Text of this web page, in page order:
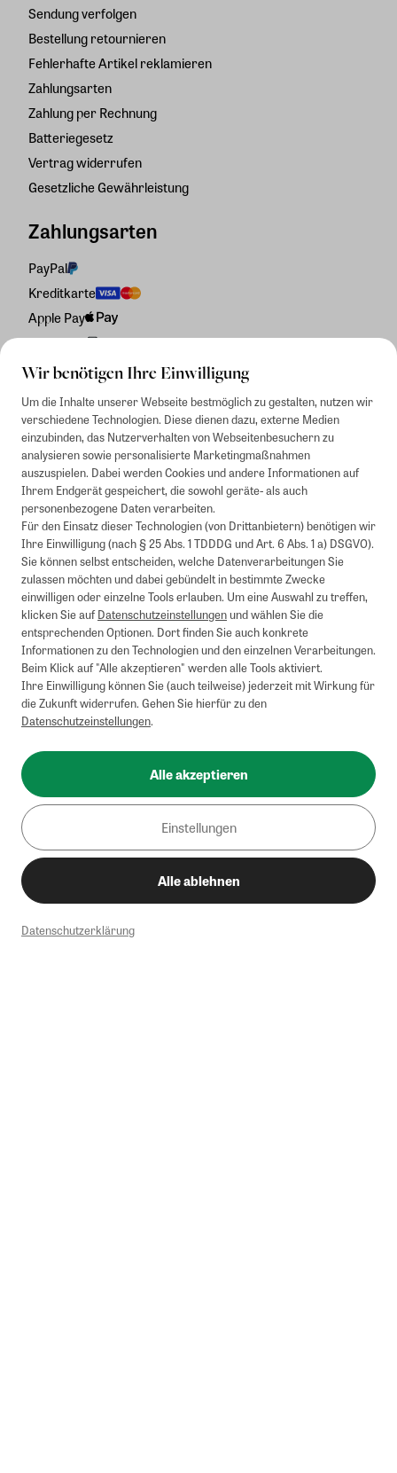
Wir benötigen Ihre Einwilligung
Um die Inhalte unserer Webseite bestmöglich zu gestalten, nutzen wir
verschiedene Technologien. Diese dienen dazu, externe Medien
einzubinden, das Nutzerverhalten von Webseitenbesuchern zu
analysieren sowie personalisierte Marketingmaßnahmen
auszuspielen. Dabei werden Cookies und andere Informationen auf
Ihrem Endgerät gespeichert, die sowohl geräte- als auch
personenbezogene Daten verarbeiten.
Für den Einsatz dieser Technologien (von Drittanbietern) benötigen wir
Ihre Einwilligung (nach § 25 Abs. 1 TDDDG und Art. 6 Abs. 1 a) DSGVO).
Sie können selbst entscheiden, welche Datenverarbeitungen Sie
zulassen möchten und dabei gebündelt in bestimmte Zwecke
einwilligen oder einzelne Tools erlauben. Um eine Auswahl zu treffen,
klicken Sie aufDatenschutzeinstellungenund wählen Sie die
entsprechenden Optionen. Dort finden Sie auch konkrete
Informationen zu den Technologien und den einzelnen Verarbeitungen.
Beim Klick auf "Alle akzeptieren" werden alle Tools aktiviert.
Ihre Einwilligung können Sie (auch teilweise) jederzeit mit Wirkung für
die Zukunft widerrufen. Gehen Sie hierfür zu den
Datenschutzeinstellungen.
Alle akzeptieren
Einstellungen
Alle ablehnen
Datenschutzerklärung
Sendung verfolgen
Bestellung retournieren
Fehlerhafte Artikel reklamieren
Zahlungsarten
Zahlung per Rechnung
Batteriegesetz
Vertrag widerrufen
Gesetzliche Gewährleistung
Zahlungsarten
PayPal
Kreditkarte
Apple Pay
Rechnung